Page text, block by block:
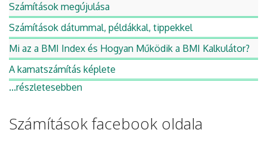
Számítások megújulása
Számítások dátummal, példákkal, tippekkel
Mi az a BMI Index és Hogyan Működik a BMI Kalkulátor?
A kamatszámítás képlete
...részletesebben
Számítások facebook oldala